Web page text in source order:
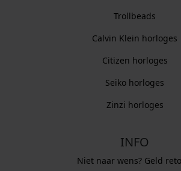
Trollbeads
Calvin Klein horloges
Citizen horloges
Seiko horloges
Zinzi horloges
INFO
Niet naar wens? Geld